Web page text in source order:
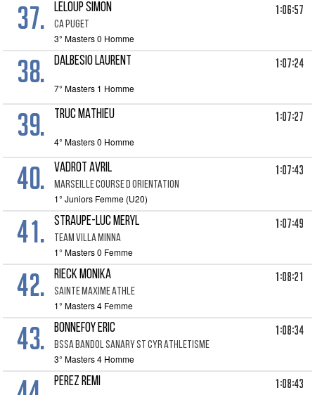
37. LELOUP SIMON
CA PUGET
1:06:57
3° Masters 0 Homme
38. DALBESIO LAURENT 1:07:24
7° Masters 1 Homme
39. TRUC MATHIEU 1:07:27
4° Masters 0 Homme
40. VADROT AVRIL
MARSEILLE COURSE D ORIENTATION
1:07:43
1° Juniors Femme (U20)
41. STRAUPE-LUC MERYL
TEAM VILLA MINNA
1:07:49
1° Masters 0 Femme
42. RIECK MONIKA
SAINTE MAXIME ATHLE
1:08:21
1° Masters 4 Femme
43. BONNEFOY ERIC
BSSA BANDOL SANARY ST CYR ATHLETISME
1:08:34
3° Masters 4 Homme
PEREZ REMI 1:08:43